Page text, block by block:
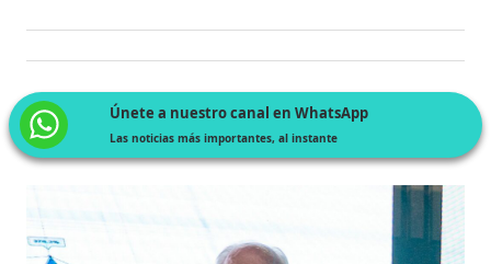
Únete a nuestro canal en WhatsApp
Las noticias más importantes, al instante